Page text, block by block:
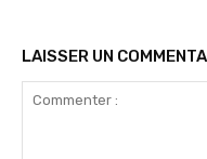
LAISSER UN